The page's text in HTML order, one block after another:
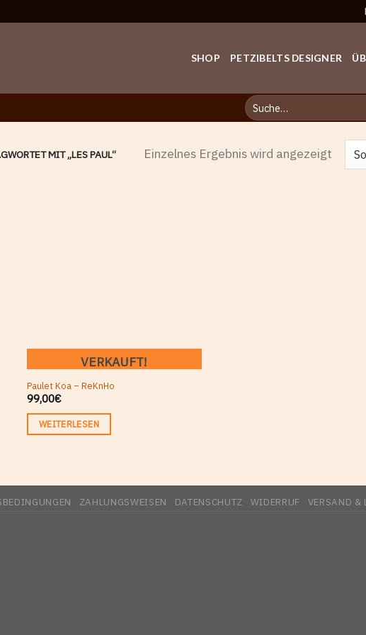
SHOP PETZIBELTS DESIGNER
Suche
nach:
MIT „LES PAUL“ Einzelnes Ergebnis wird angezeigt
VERKAUFT!
Paulet Koa – ReKnHo
99,00€
WEITERLESEN
ZAHLUNGSWEISEN DATENSCHUTZ WIDERRUF VERSAND &